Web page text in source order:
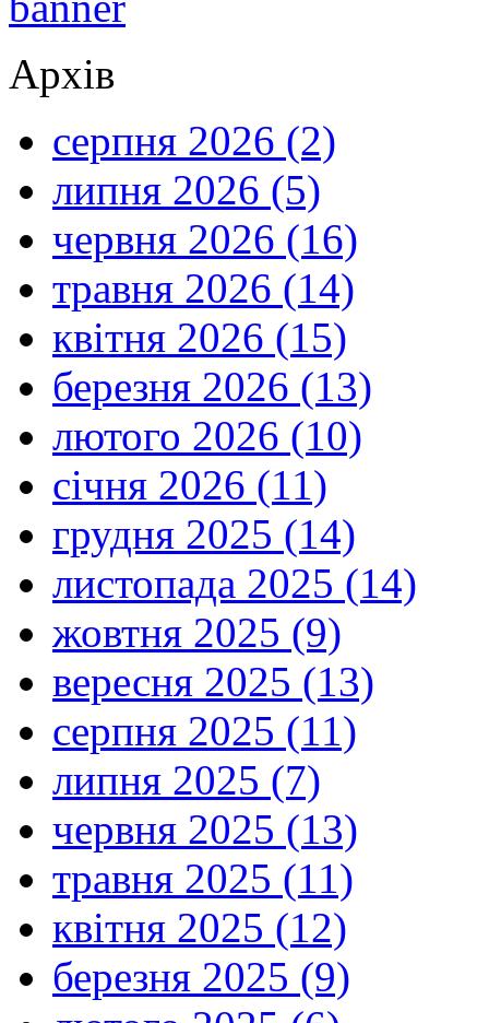
Архів
серпня 2026 (2)
липня 2026 (5)
червня 2026 (16)
травня 2026 (14)
квітня 2026 (15)
березня 2026 (13)
лютого 2026 (10)
січня 2026 (11)
грудня 2025 (14)
листопада 2025 (14)
жовтня 2025 (9)
вересня 2025 (13)
серпня 2025 (11)
липня 2025 (7)
червня 2025 (13)
травня 2025 (11)
квітня 2025 (12)
березня 2025 (9)